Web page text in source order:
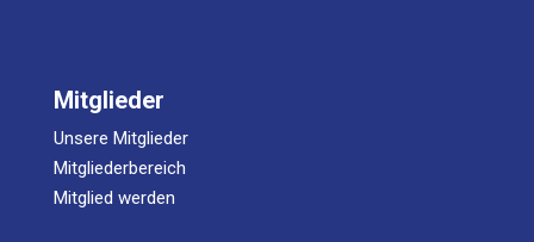
Mitglieder
Unsere Mitglieder
Mitgliederbereich
Mitglied werden